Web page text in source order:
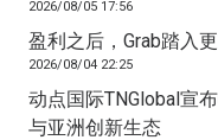
2026/08/05 17:56
盈利之后，Grab踏入
2026/08/04 22:25
动点国际TNGlobal宣
与亚洲创新生态